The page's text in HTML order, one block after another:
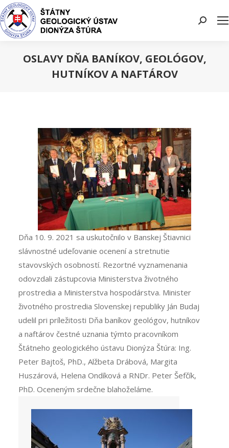
Search:
OSLAVY DŇA BANÍKOV, GEOLÓGOV,
HUTNÍKOV A NAFTÁROV
Dňa 10. 9. 2021 sa uskutočnilo v Banskej Štiavnici
slávnostné udeľovanie ocenení a stretnutie
stavovských osobností. Rezortné vyznamenania
odovzdali zástupcovia Ministerstva životného
prostredia a Ministerstva hospodárstva. Minister
životného prostredia Slovenskej republiky Ján Budaj
udelil pri príležitosti Dňa baníkov geológov, hutníkov
a naftárov čestné uznania týmto pracovníkom
Štátneho geologického ústavu Dionýza Štúra: Ing.
Peter Bajtoš, PhD., Alžbeta Drábová, Margita
Huszárová, Helena Ondíková a RNDr. Peter Šefčík,
PhD. Oceneným srdečne blahoželáme.